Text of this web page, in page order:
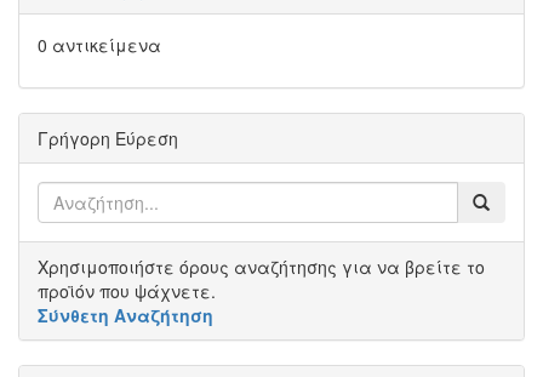
0 αντικείμενα
Γρήγορη Εύρεση
Χρησιμοποιήστε όρους αναζήτησης για να βρείτε το
προϊόν που ψάχνετε.
Σύνθετη Αναζήτηση